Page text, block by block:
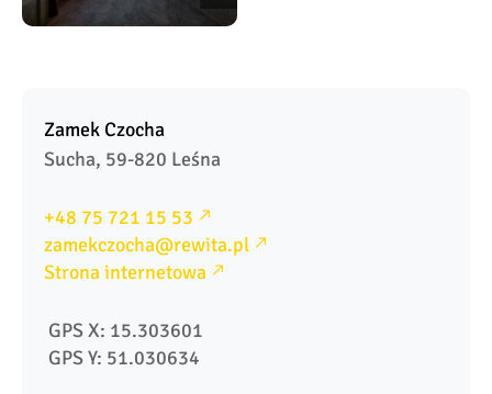
Zamek Czocha
Sucha, 59-820 Leśna
+48 75 721 15 53
zamekczocha@rewita.pl
Strona internetowa
GPS X: 15.303601
GPS Y: 51.030634